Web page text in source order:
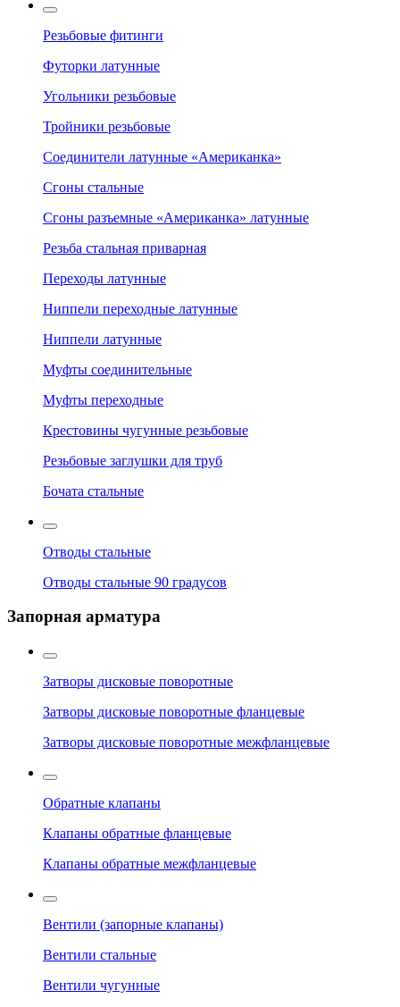
Резьбовые фитинги
Футорки латунные
Угольники резьбовые
Тройники резьбовые
Соединители латунные «Американка»
Сгоны стальные
Сгоны разъемные «Американка» латунные
Резьба стальная приварная
Переходы латунные
Ниппели переходные латунные
Ниппели латунные
Муфты соединительные
Муфты переходные
Крестовины чугунные резьбовые
Резьбовые заглушки для труб
Бочата стальные
Отводы стальные
Отводы стальные 90 градусов
Запорная арматура
Затворы дисковые поворотные
Затворы дисковые поворотные фланцевые
Затворы дисковые поворотные межфланцевые
Обратные клапаны
Клапаны обратные фланцевые
Клапаны обратные межфланцевые
Вентили (запорные клапаны)
Вентили стальные
Вентили чугунные